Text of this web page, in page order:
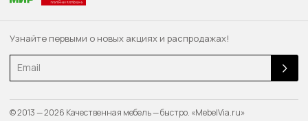
Узнайте первыми о новых акциях и распродажах!
Email
© 2013 — 2026 Качественная мебель — быстро. «MebelVia.ru»